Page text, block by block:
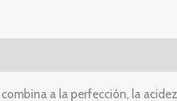
a la perfección, la